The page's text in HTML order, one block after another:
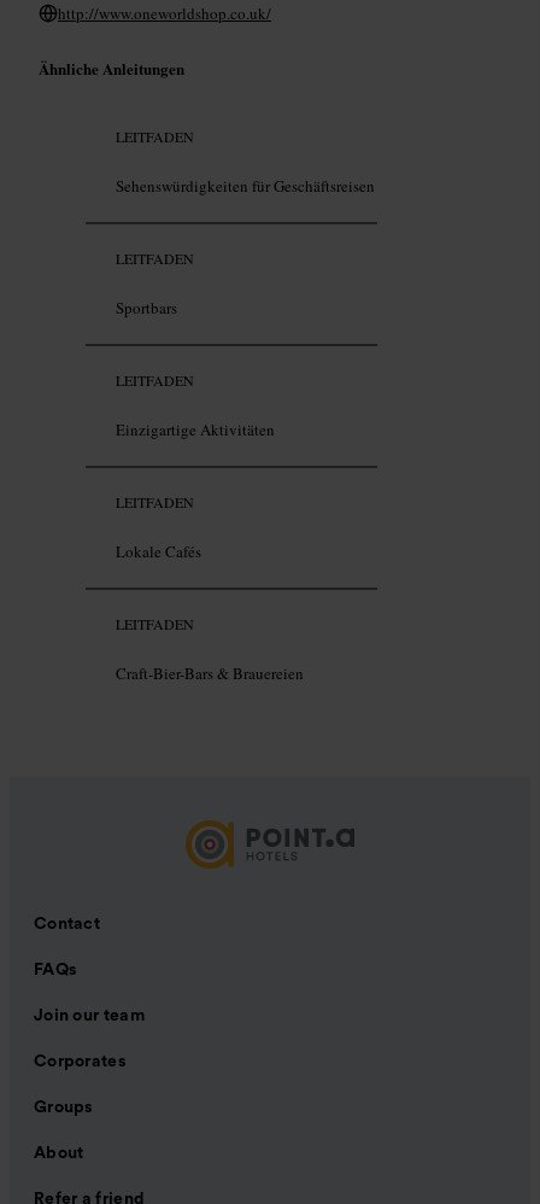
http://www.oneworldshop.co.uk/
Ähnliche Anleitungen
LEITFADEN
Sehenswürdigkeiten für Geschäftsreisen
LEITFADEN
Sportbars
LEITFADEN
Einzigartige Aktivitäten
LEITFADEN
Lokale Cafés
LEITFADEN
Craft-Bier-Bars & Brauereien
Contact
FAQs
Join our team
Corporates
Groups
About
Refer a friend